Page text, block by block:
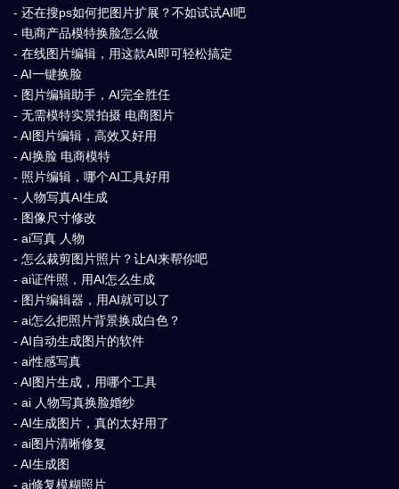
- 还在搜ps如何把图片扩展？不如试试AI吧
- 电商产品模特换脸怎么做
- 在线图片编辑，用这款AI即可轻松搞定
- AI一键换脸
- 图片编辑助手，AI完全胜任
- 无需模特实景拍摄 电商图片
- AI图片编辑，高效又好用
- AI换脸 电商模特
- 照片编辑，哪个AI工具好用
- 人物写真AI生成
- 图像尺寸修改
- ai写真 人物
- 怎么裁剪图片照片？让AI来帮你吧
- ai证件照，用AI怎么生成
- 图片编辑器，用AI就可以了
- ai怎么把照片背景换成白色？
- AI自动生成图片的软件
- ai性感写真
- AI图片生成，用哪个工具
- ai 人物写真换脸婚纱
- AI生成图片，真的太好用了
- ai图片清晰修复
- AI生成图
- ai修复模糊照片